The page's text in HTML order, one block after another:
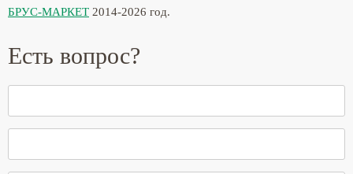
БРУС-МАРКЕТ 2014-2026 год.
Есть вопрос?